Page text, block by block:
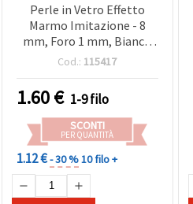
Perle in Vetro Effetto
Marmo Imitazione - 8
mm, Foro 1 mm, Bianco
Latte e Grigio, Filo da
Perline e Progetti di
Cod.: 115417
1.60€ 1-9 filo
SCONTI
PER QUANTITÀ
1.12 €- 30 %10 filo +